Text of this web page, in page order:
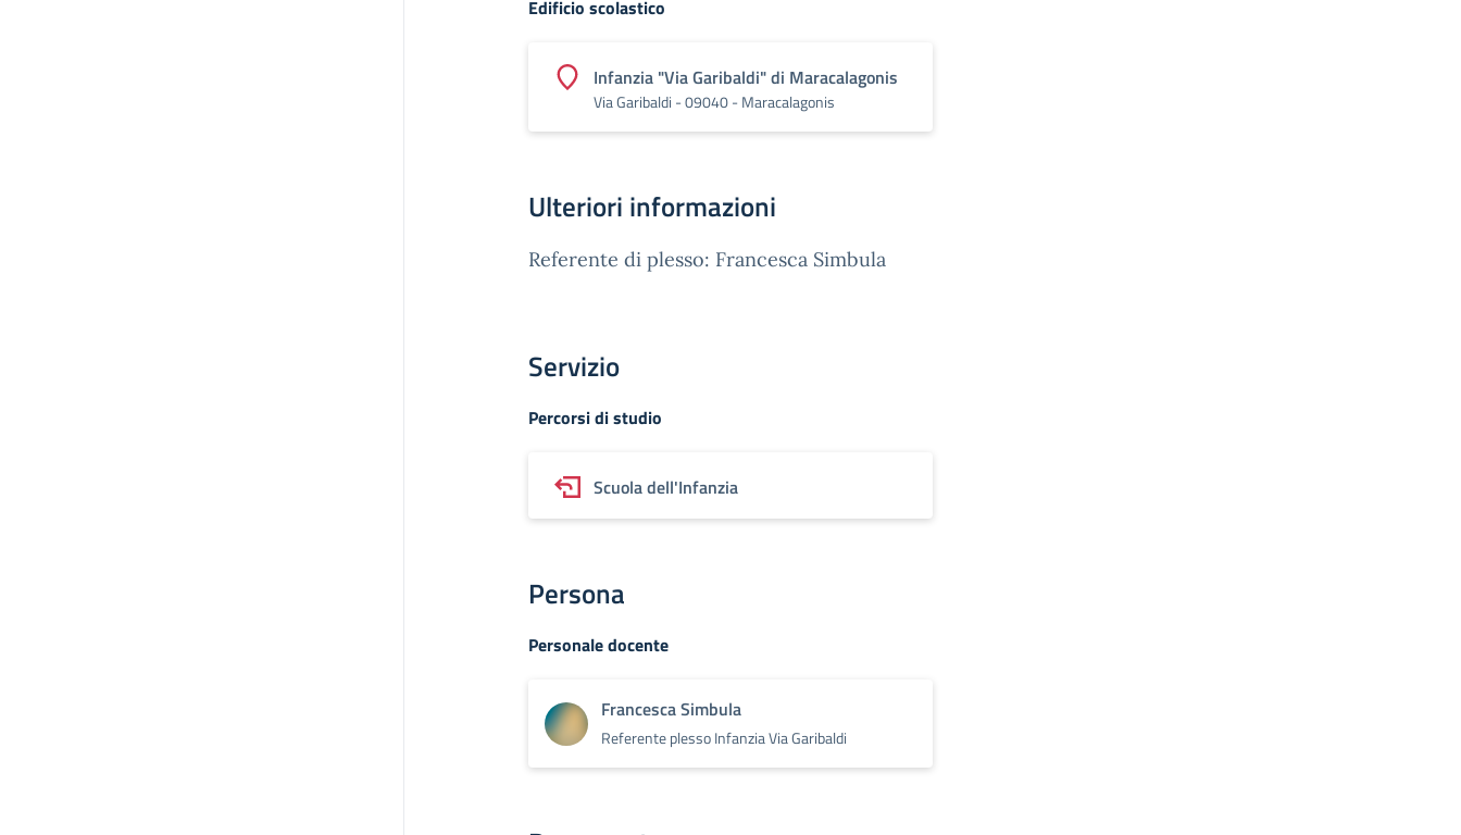
Edificio scolastico
Infanzia "Via Garibaldi" di Maracalagonis
Via Garibaldi - 09040 - Maracalagonis
Ulteriori informazioni
Referente di plesso: Francesca Simbula
Servizio
Percorsi di studio
Scuola dell'Infanzia
Persona
Personale docente
Francesca Simbula
Referente plesso Infanzia Via Garibaldi